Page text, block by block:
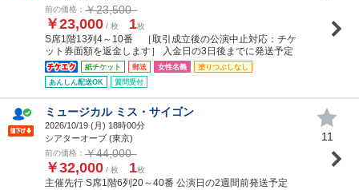
前の価格： ￥23,500
￥23,000 / 枚 1枚
S席1階13列4～10番 ［取引成立後の公演中止対応：チケ
ット券面額を返金します］ 入金日の3日後までに発送予定
紙チケット 郵送 女性名義
塗りつぶしなし
あんしん配送OK
質問受付
ミュージカル ミス・サイゴン
2026/10/19 (月) 18時00分
シアターオーブ (東京)
前の価格： ￥44,000
￥32,000 / 枚 1枚
主催先行 S席1階6列20～40番 公演日の2週間前発送予定
11